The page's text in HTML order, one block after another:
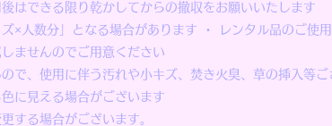
はできる限り乾かしてからの撤収をお願いいたします
×人数分」となる場合があります ・ レンタル品のご使
ませんのでご用意ください
で、使用に伴う汚れや小キズ、焚き火臭、草の挿入等ご
に見える場合がございます
する場合がございます。